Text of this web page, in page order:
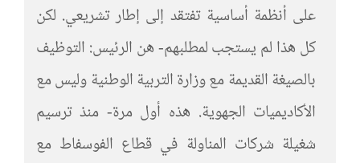
على أنظمة أساسية تفتقد إلى إطار تشريعي. لكن
كل هذا لم يستجب لمطلبهم- هن الرئيس: التوظيف
بالصيغة القديمة مع وزارة التربية الوطنية وليس مع
الأكاديميات الجهوية. هذه أول مرة- منذ ترسيم
شغيلة شركات المناولة في قطاع الفوسفاط مع